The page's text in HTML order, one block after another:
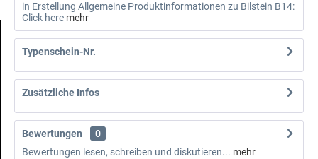
in Erstellung Allgemeine Produktinformationen zu Bilstein B14:
Click here mehr
Typenschein-Nr.
Zusätzliche Infos
Bewertungen
0
Bewertungen lesen, schreiben und diskutieren... mehr